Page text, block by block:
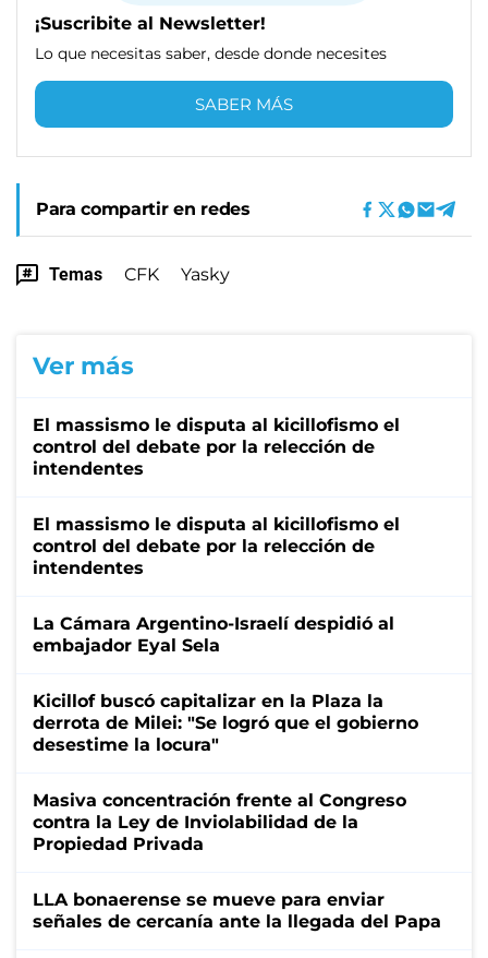
¡Suscribite al Newsletter!
Lo que necesitas saber, desde donde necesites
SABER MÁS
Para compartir en redes
Temas CFK Yasky
Ver más
El massismo le disputa al kicillofismo el
control del debate por la relección de
intendentes
El massismo le disputa al kicillofismo el
control del debate por la relección de
intendentes
La Cámara Argentino-Israelí despidió al
embajador Eyal Sela
Kicillof buscó capitalizar en la Plaza la
derrota de Milei: "Se logró que el gobierno
desestime la locura"
Masiva concentración frente al Congreso
contra la Ley de Inviolabilidad de la
Propiedad Privada
LLA bonaerense se mueve para enviar
señales de cercanía ante la llegada del Papa